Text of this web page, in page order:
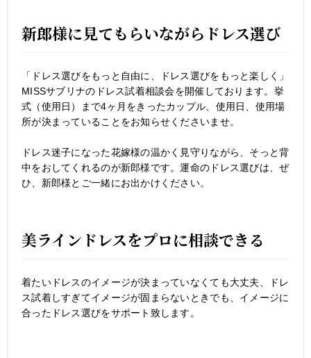
新郎様に見てもらいながらドレス選び
「ドレス選びをもっと自由に、ドレス選びをもっと楽しく」
MISSサブリナのドレス試着相談会を開催しております。挙
式（使用日）まで4ヶ月をきったカップル、使用日、使用場
所が決まっていることをお知らせくださいませ。
ドレス迷子になった花嫁様の温かく見守りながら、そっと背
中をおしてくれるのが新郎様です。運命のドレス選びは、ぜ
ひ、新郎様とご一緒にお出かけください。
美ラインドレスをプロに相談できる
着たいドレスのイメージが決まっていなくても大丈夫、ドレ
ス試着しすぎてイメージが固まらないときでも、イメージに
合ったドレス選びをサポート致します。